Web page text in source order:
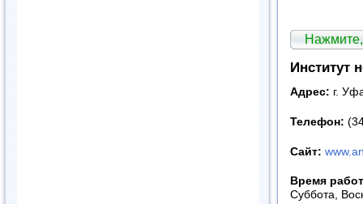
Институт
Адрес: г.
Телефон:
Сайт:
Время
Суббота,